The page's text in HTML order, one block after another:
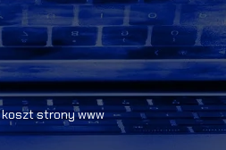
koszt strony www